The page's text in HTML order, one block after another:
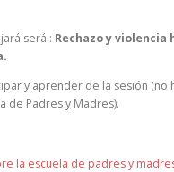
será : Rechazo y violencia
y aprender de la sesión (no
de Padres y Madres).
la escuela de padres y